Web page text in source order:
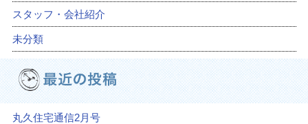
スタッフ・会社紹介
未分類
丸久住宅通信2月号